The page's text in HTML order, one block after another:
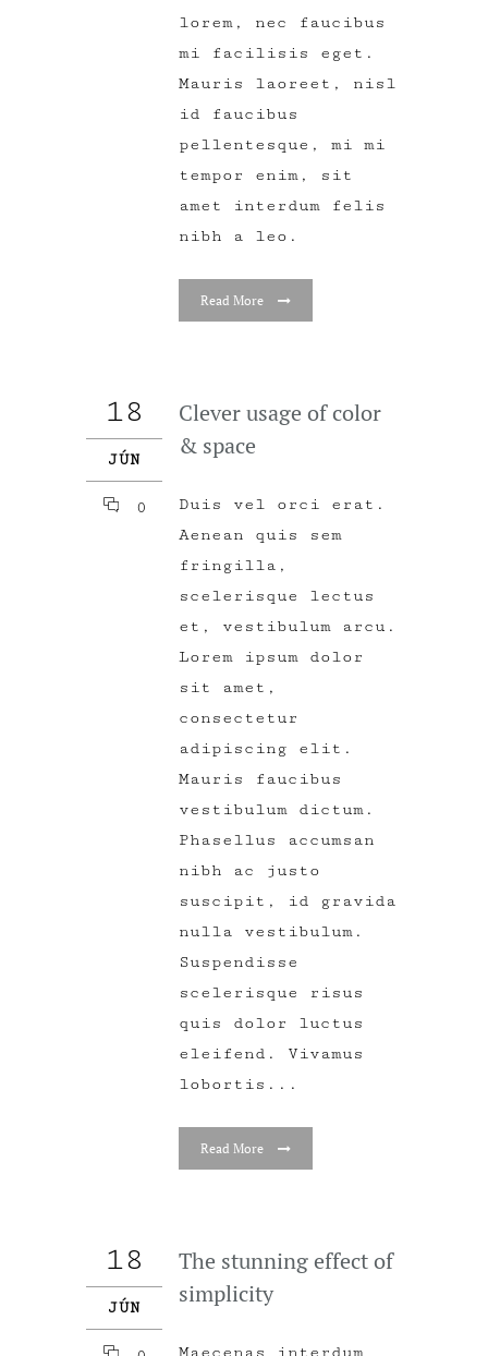
lorem, nec faucibus
mi facilisis eget.
Mauris laoreet, nisl
id faucibus
pellentesque, mi mi
tempor enim, sit
amet interdum felis
nibh a leo.
Read More
18
JÚN
0
Clever usage of color
& space
Duis vel orci erat.
Aenean quis sem
fringilla,
scelerisque lectus
et, vestibulum arcu.
Lorem ipsum dolor
sit amet,
consectetur
adipiscing elit.
Mauris faucibus
vestibulum dictum.
Phasellus accumsan
nibh ac justo
suscipit, id gravida
nulla vestibulum.
Suspendisse
scelerisque risus
quis dolor luctus
eleifend. Vivamus
lobortis...
Read More
18
JÚN
The stunning effect of
simplicity